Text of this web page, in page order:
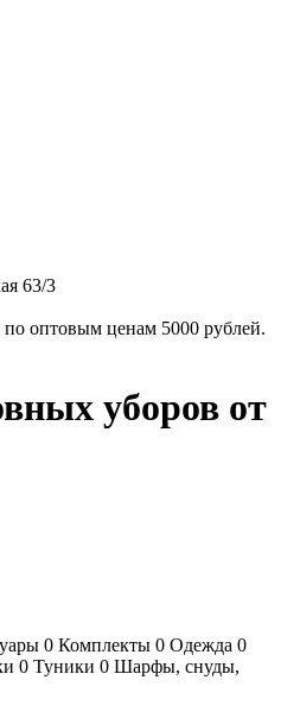
63/3
оптовым ценам 5000 рублей.
уборов от
0 Комплекты 0 Одежда 0
0 Туники 0 Шарфы, снуды,